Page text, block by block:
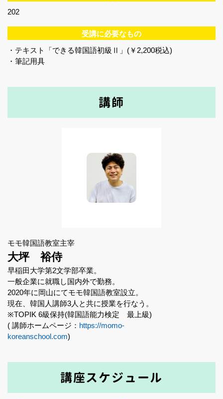
202
受講に必要なもの
・テキスト「できる韓国語初級Ⅱ」(￥2,200税込)
・筆記用具
講師
モモ韓国語教室主宰
大坪 裕侍
早稲田大学第2文学部卒業。
一般企業に就職し国内外で勤務。
2020年に岡山にてモモ韓国語教室設立。
現在、韓国人講師3人と共に授業を行なう。
※TOPIK 6級保持(韓国語能力検定 最上級)
( 講師ホームページ： https://momo-
koreanschool.com)
講座スケジュール